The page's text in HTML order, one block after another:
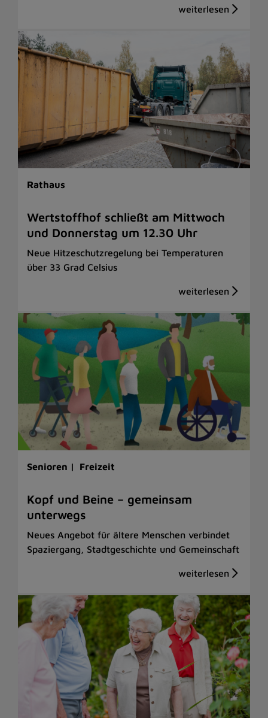
Rathaus
Wertstoffhof schließt am Mittwoch
und Donnerstag um 12.30 Uhr
Neue Hitzeschutzregelung bei Temperaturen
über 33 Grad Celsius
Senioren | Freizeit
Kopf und Beine – gemeinsam
unterwegs
Neues Angebot für ältere Menschen verbindet
Spaziergang, Stadtgeschichte und Gemeinschaft